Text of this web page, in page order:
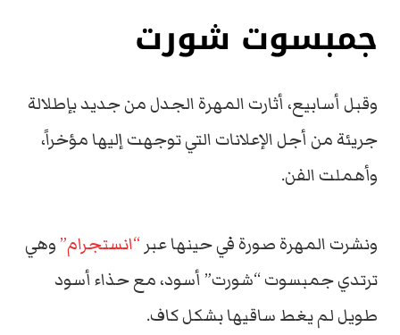
جمبسوت شورت
وقبل أسابيع، أثارت المهرة الجدل من جديد بإطلالة
جريئة من أجل الإعلانات التي توجهت إليها مؤخراً،
وأهملت الفن.
ونشرت المهرة صورة في حينها عبر “انستجرام”وهي
ترتدي جمبسوت “شورت” أسود، مع حذاء أسود
طويل لم يغط ساقيها بشكل كاف.